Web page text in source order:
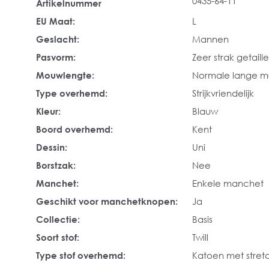
Artikelnummer
EU Maat:
L
Geslacht:
Mannen
Pasvorm:
Zeer strak
Mouwlengte:
Normale lange
Type overhemd:
Strijkvriendelijk
Kleur:
Blauw
Boord overhemd:
Kent
Dessin:
Uni
Borstzak:
Nee
Manchet:
Enkele manchet
Geschikt voor manchetknopen:
Ja
Collectie:
Basis
Soort stof:
Twill
Type stof overhemd:
Katoen met